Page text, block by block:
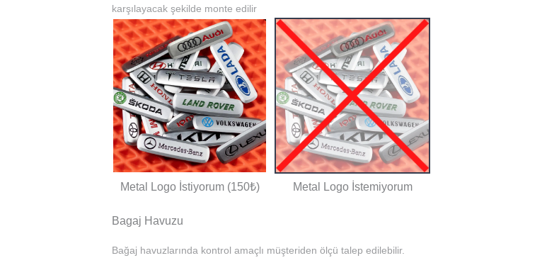
karşılayacak şekilde monte edilir
Metal Logo İstiyorum (150₺) Metal Logo İstemiyorum
Bagaj Havuzu
Bağaj havuzlarında kontrol amaçlı müşteriden ölçü talep edilebilir.